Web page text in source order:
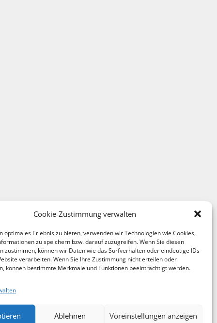
Cookie-Zustimmung verwalten
optimales Erlebnis zu bieten, verwenden wir Technologien wie Cookies,
zu speichern bzw. darauf zuzugreifen. Wenn Sie diesen
zustimmen, können wir Daten wie das Surfverhalten oder eindeutige IDs
verarbeiten. Wenn Sie Ihre Zustimmung nicht erteilen oder
können bestimmte Merkmale und Funktionen beeinträchtigt werden.
Ablehnen Voreinstellungen anzeigen